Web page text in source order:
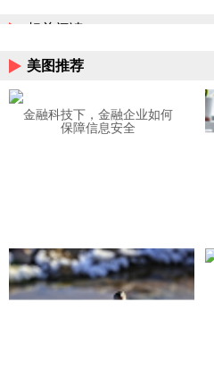
相关阅读
美图推荐
金融科技下，金融企业如何
保障信息安全